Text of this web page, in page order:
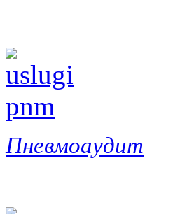
Пневмоаудит